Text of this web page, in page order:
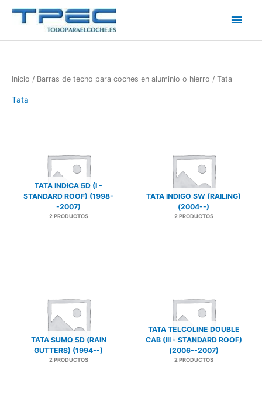
Inicio / Barras de techo para coches en aluminio o hierro / Tata
Tata
TATA INDICA 5D (I -
STANDARD ROOF) (1998-
-2007)
2 PRODUCTOS
TATA INDIGO SW (RAILING)
(2004--)
2 PRODUCTOS
TATA SUMO 5D (RAIN
GUTTERS) (1994--)
2 PRODUCTOS
TATA TELCOLINE DOUBLE
CAB (III - STANDARD ROOF)
(2006--2007)
2 PRODUCTOS